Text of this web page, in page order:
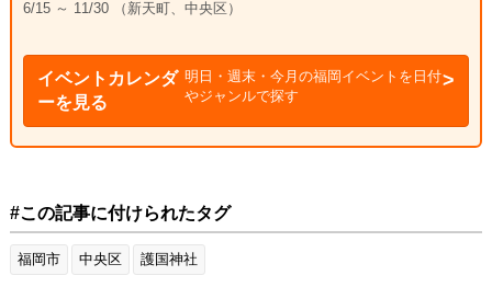
6/15 ～ 11/30 （新天町、中央区）
イベントカレンダ
ーを見る
明日・週末・今月の福岡イベントを日付
やジャンルで探す
#この記事に付けられたタグ
福岡市 中央区 護国神社